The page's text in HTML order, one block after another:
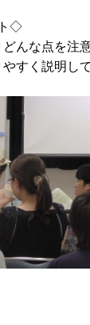
◇
んな点を注
すく説明し